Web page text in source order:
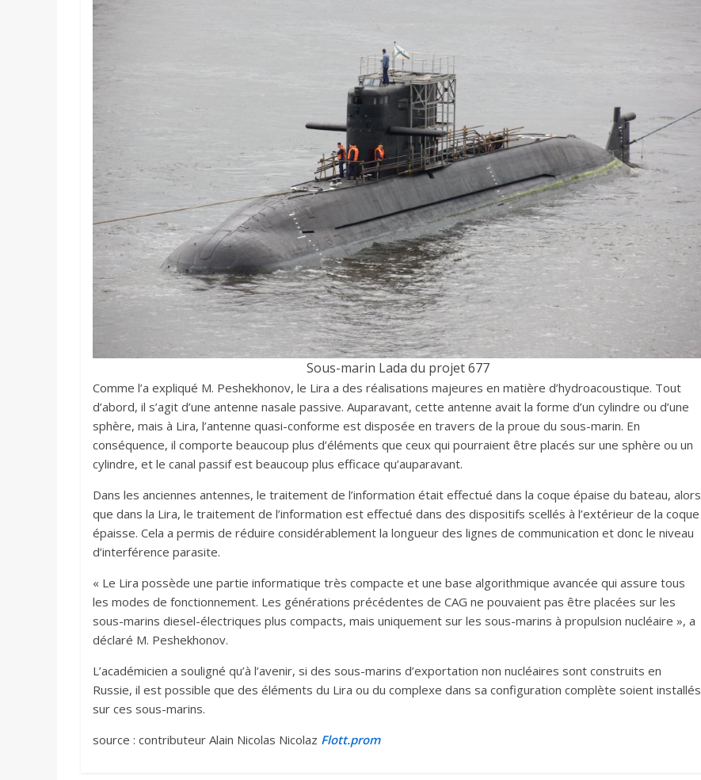
Sous-marin Lada du projet 677
Comme l’a expliqué M. Peshekhonov, le Lira a des réalisations majeures en matière d’hydroacoustique. Tout
d’abord, il s’agit d’une antenne nasale passive. Auparavant, cette antenne avait la forme d’un cylindre ou d’une
sphère, mais à Lira, l’antenne quasi-conforme est disposée en travers de la proue du sous-marin. En
conséquence, il comporte beaucoup plus d’éléments que ceux qui pourraient être placés sur une sphère ou un
cylindre, et le canal passif est beaucoup plus efficace qu’auparavant.
Dans les anciennes antennes, le traitement de l’information était effectué dans la coque épaise du bateau, alors
que dans la Lira, le traitement de l’information est effectué dans des dispositifs scellés à l’extérieur de la coque
épaisse. Cela a permis de réduire considérablement la longueur des lignes de communication et donc le niveau
d’interférence parasite.
« Le Lira possède une partie informatique très compacte et une base algorithmique avancée qui assure tous
les modes de fonctionnement. Les générations précédentes de CAG ne pouvaient pas être placées sur les
sous-marins diesel-électriques plus compacts, mais uniquement sur les sous-marins à propulsion nucléaire », a
déclaré M. Peshekhonov.
L’académicien a souligné qu’à l’avenir, si des sous-marins d’exportation non nucléaires sont construits en
Russie, il est possible que des éléments du Lira ou du complexe dans sa configuration complète soient installés
sur ces sous-marins.
source : contributeur Alain Nicolas Nicolaz Flott.prom